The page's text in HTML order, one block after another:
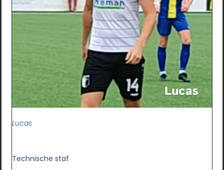
Lucas
Technische staf